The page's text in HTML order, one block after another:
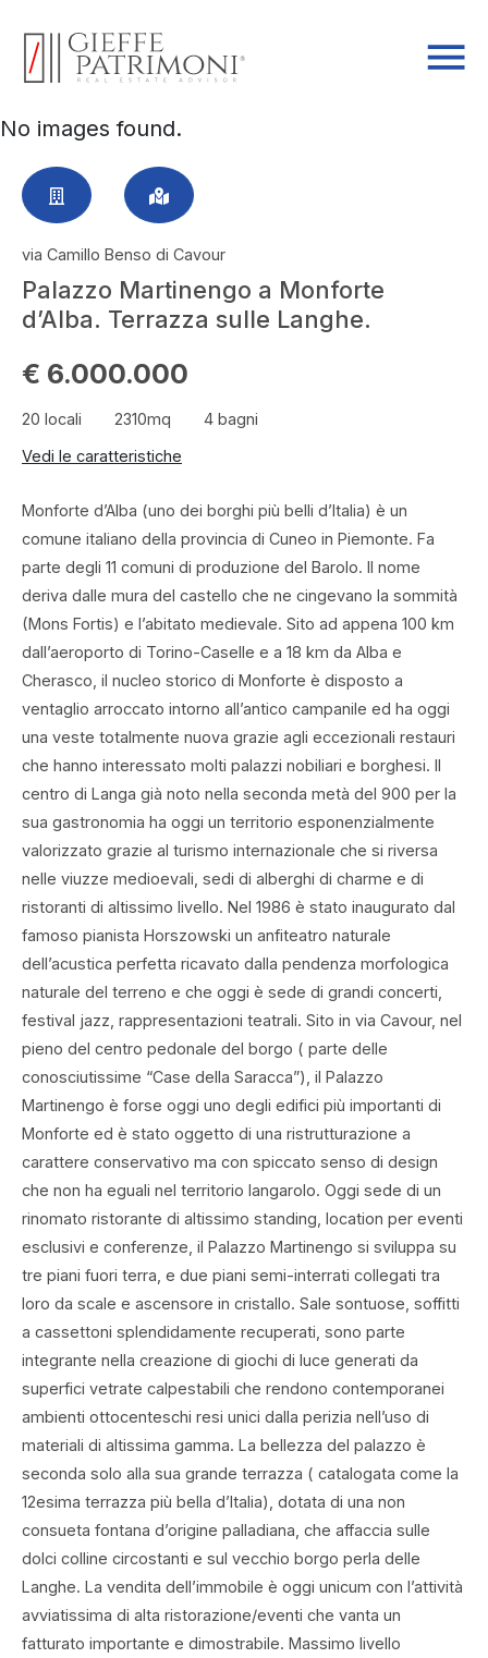
No images found.
via Camillo Benso di Cavour
Palazzo Martinengo a Monforte
d’Alba. Terrazza sulle Langhe.
€ 6.000.000
20 locali 2310mq
4 bagni
Vedi le caratteristiche
Monforte d’Alba (uno dei borghi più belli d’Italia) è un
comune italiano della provincia di Cuneo in Piemonte. Fa
parte degli 11 comuni di produzione del Barolo. Il nome
deriva dalle mura del castello che ne cingevano la sommità
(Mons Fortis) e l’abitato medievale. Sito ad appena 100 km
dall’aeroporto di Torino-Caselle e a 18 km da Alba e
Cherasco, il nucleo storico di Monforte è disposto a
ventaglio arroccato intorno all’antico campanile ed ha oggi
una veste totalmente nuova grazie agli eccezionali restauri
che hanno interessato molti palazzi nobiliari e borghesi. Il
centro di Langa già noto nella seconda metà del 900 per la
sua gastronomia ha oggi un territorio esponenzialmente
valorizzato grazie al turismo internazionale che si riversa
nelle viuzze medioevali, sedi di alberghi di charme e di
ristoranti di altissimo livello. Nel 1986 è stato inaugurato dal
famoso pianista Horszowski un anfiteatro naturale
dell’acustica perfetta ricavato dalla pendenza morfologica
naturale del terreno e che oggi è sede di grandi concerti,
festival jazz, rappresentazioni teatrali. Sito in via Cavour, nel
pieno del centro pedonale del borgo ( parte delle
conosciutissime “Case della Saracca”), il Palazzo
Martinengo è forse oggi uno degli edifici più importanti di
Monforte ed è stato oggetto di una ristrutturazione a
carattere conservativo ma con spiccato senso di design
che non ha eguali nel territorio langarolo. Oggi sede di un
rinomato ristorante di altissimo standing, location per eventi
esclusivi e conferenze, il Palazzo Martinengo si sviluppa su
tre piani fuori terra, e due piani semi-interrati collegati tra
loro da scale e ascensore in cristallo. Sale sontuose, soffitti
a cassettoni splendidamente recuperati, sono parte
integrante nella creazione di giochi di luce generati da
superfici vetrate calpestabili che rendono contemporanei
ambienti ottocenteschi resi unici dalla perizia nell’uso di
materiali di altissima gamma. La bellezza del palazzo è
seconda solo alla sua grande terrazza ( catalogata come la
12esima terrazza più bella d’Italia), dotata di una non
consueta fontana d’origine palladiana, che affaccia sulle
dolci colline circostanti e sul vecchio borgo perla delle
Langhe. La vendita dell’immobile è oggi unicum con I’attività
avviatissima di alta ristorazione/eventi che vanta un
fatturato importante e dimostrabile. Massimo livello